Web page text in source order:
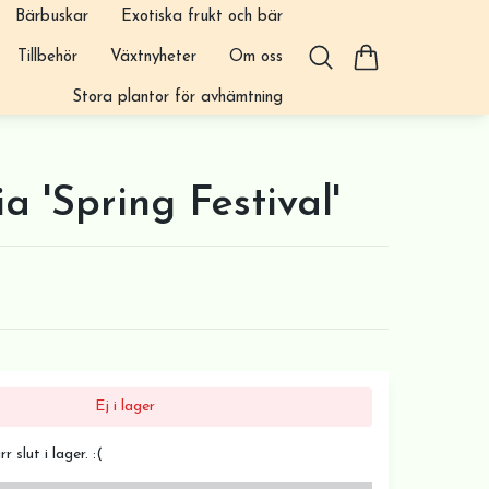
Bärbuskar Exotiska frukt och bär
Tillbehör Växtnyheter Om oss
Stora plantor för avhämtning
'Spring Festival'
Ej i lager
slut i lager. :(